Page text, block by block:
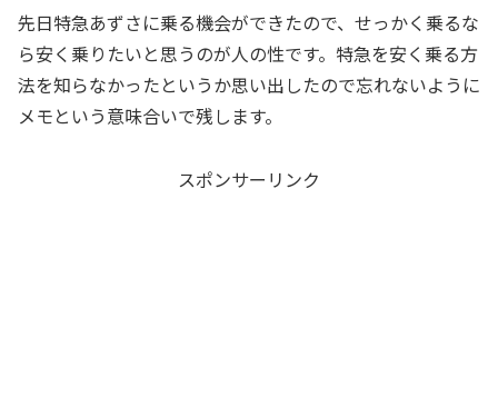
先日特急あずさに乗る機会ができたので、せっかく乗るな
ら安く乗りたいと思うのが人の性です。特急を安く乗る方
法を知らなかったというか思い出したので忘れないように
メモという意味合いで残します。
スポンサーリンク